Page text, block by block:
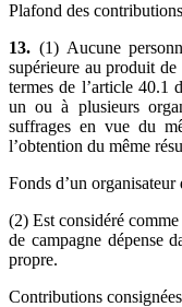
Plafond des contributions
13. (1) Aucune
supérieure au produit
termes de l’article 40.1
un ou à plusieurs
suffrages en vue du
l’obtention du même
Fonds d’un organisateur
(2) Est considéré
de campagne dépense
propre.
Contributions consignées